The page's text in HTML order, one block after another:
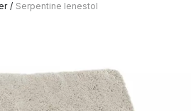
/ Serpentine lenestol